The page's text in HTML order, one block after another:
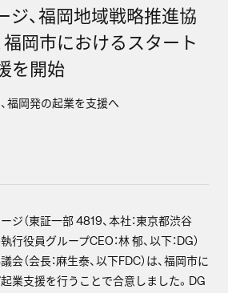
ジ、福岡地域戦略推進協
福岡市におけるスタート
を開始
福岡発の起業を支援へ
ジ（東証一部 4819、本社：東京都渋谷
行役員グループCEO：林 郁、以下：DG）
（会長：麻生泰、以下FDC）は、福岡市に
業支援を行うことで合意しました。DG